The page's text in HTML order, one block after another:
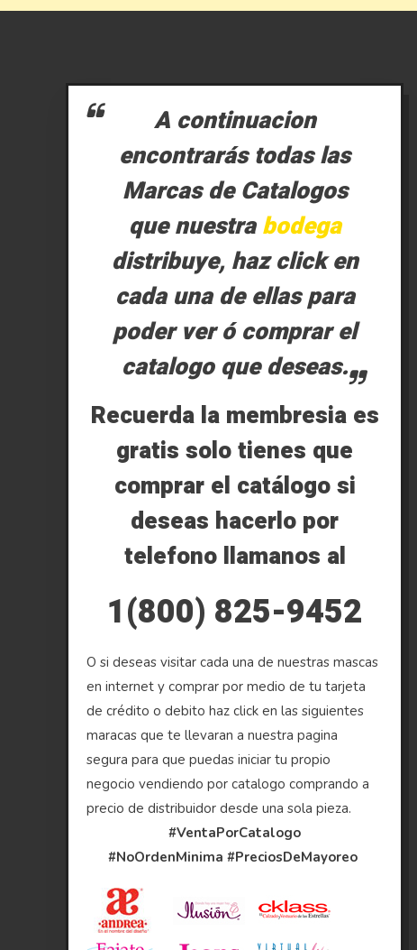
A continuacion
encontrarás todas las
Marcas de Catalogos
que nuestrabodega
distribuye, haz click en
cada una de ellas para
poder ver ó comprar el
catalogo que deseas.
Recuerda la membresia es
gratis solo tienes que
comprar el catálogo si
deseas hacerlo por
telefono llamanos al
1(800) 825-9452
O si deseas visitar cada una de nuestras mascas
en internet y comprar por medio de tu tarjeta
de crédito o debito haz click en las siguientes
maracas que te llevaran a nuestra pagina
segura para que puedas iniciar tu propio
negocio vendiendo por catalogo comprando a
precio de distribuidor desde una sola pieza.
#VentaPorCatalogo
#NoOrdenMinima#PreciosDeMayoreo